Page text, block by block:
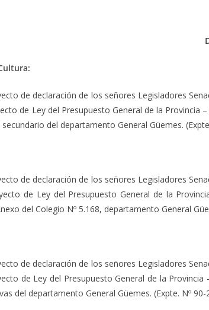
de declaración de los señores Legisladores
de Ley del Presupuesto General de la
del departamento General Güemes.
declaración de los señores Legisladores
de Ley del Presupuesto General de la
del Colegio Nº 5.168, departamento General
declaración de los señores Legisladores
de Ley del Presupuesto General de la
del departamento General Güemes. (Expte. Nº 90-